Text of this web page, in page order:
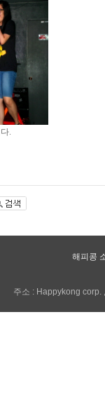
.
해피콩
주소 : Happykong